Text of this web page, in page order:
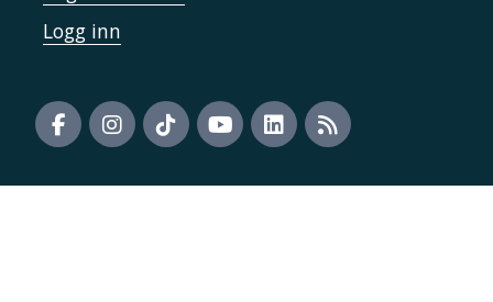
Logg inn